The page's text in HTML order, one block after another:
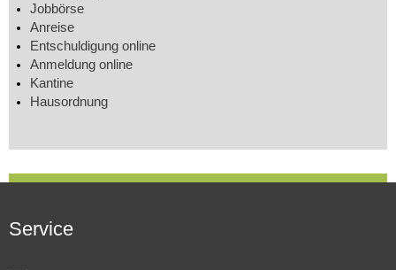
Jobbörse
Anreise
Entschuldigung online
Anmeldung online
Kantine
Hausordnung
Service